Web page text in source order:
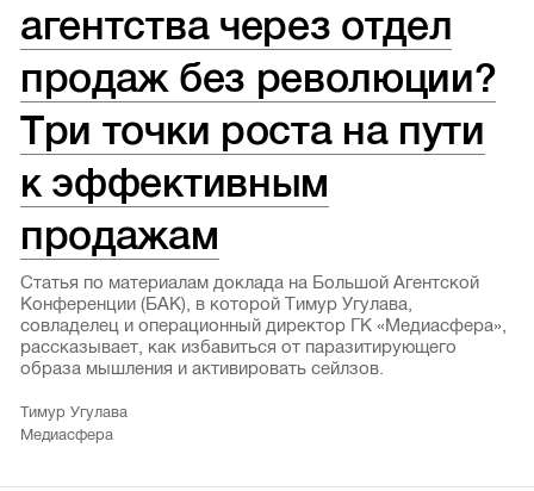
агентства через отдел
продаж без революции?
Три точки роста на пути
к эффективным
продажам
Статья по материалам доклада на Большой Агентской
Конференции (БАК), в которой Тимур Угулава,
совладелец и операционный директор ГК «Медиасфера»,
рассказывает, как избавиться от паразитирующего
образа мышления и активировать сейлзов.
Тимур Угулава
Медиасфера